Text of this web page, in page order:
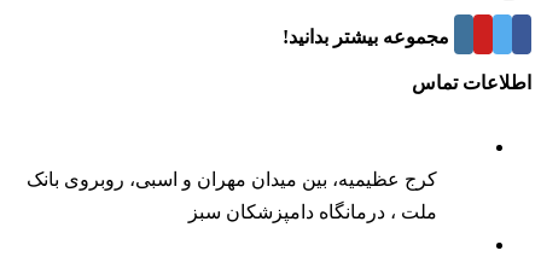
درباره این مجموعه بیشتر بدانید!
اطلاعات تماس
کرج عظیمیه، بین میدان مهران و اسبی، روبروی بانک
ملت ، درمانگاه دامپزشکان سبز